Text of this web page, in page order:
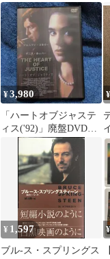
ティック トラウトトロ
ーリングスペシャル
¥3,980
「ハートオブジャステ
ィス('92)」廃盤DVD
ジェニファー・コネリ
ー 視聴済み
¥
¥ 1,597
ブル-ス・スプリングス
¥